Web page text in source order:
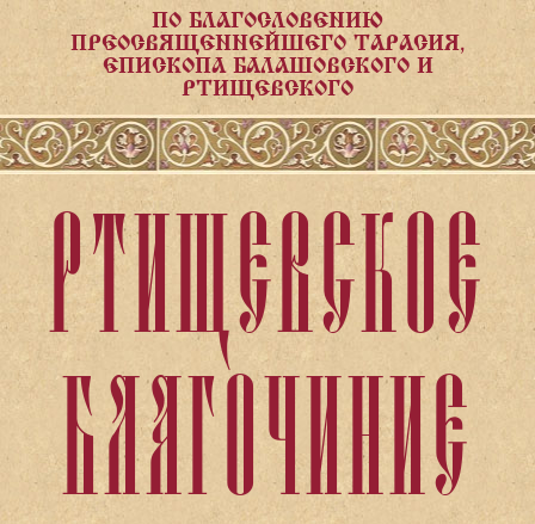
ПО БЛАГОСЛОВЕНИЮ
ПРЕОСВЯЩЕННЕЙШЕГО ТАРАСИЯ,
ЕПИСКОПА БАЛАШОВСКОГО И
РТИЩЕВСКОГО
РТИЩЕВСКОЕ
БЛАГОЧИНИЕ